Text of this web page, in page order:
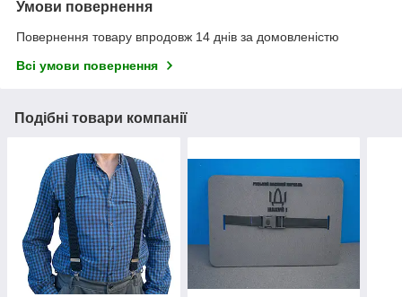
Умови повернення
Повернення товару впродовж 14 днів за домовленістю
Всі умови повернення
Подібні товари компанії